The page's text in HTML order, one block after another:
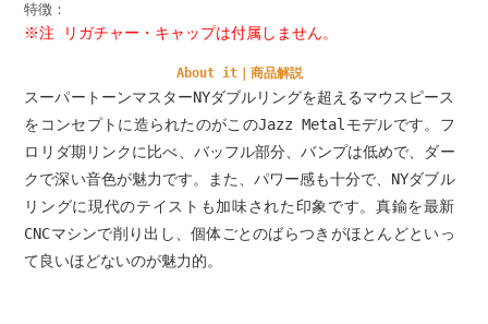
特徴：
※注 リガチャー・キャップは付属しません。
About it｜商品解説
スーパートーンマスターNYダブルリングを超えるマウスピース
をコンセプトに造られたのがこのJazz Metalモデルです。フ
ロリダ期リンクに比べ、バッフル部分、バンプは低めで、ダー
クで深い音色が魅力です。また、パワー感も十分で、NYダブル
リングに現代のテイストも加味された印象です。真鍮を最新
CNCマシンで削り出し、個体ごとのばらつきがほとんどといっ
て良いほどないのが魅力的。